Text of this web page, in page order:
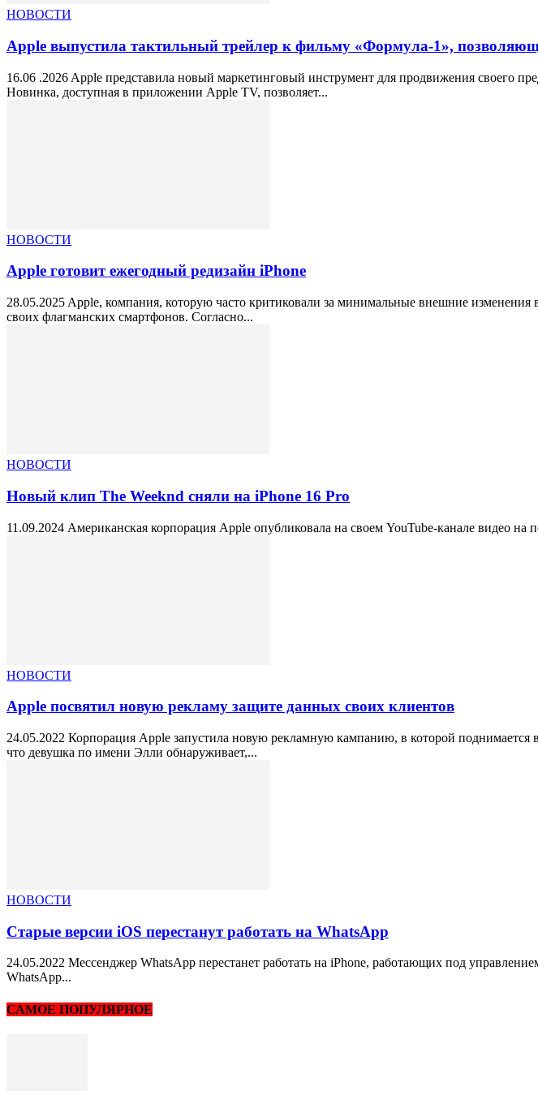
НОВОСТИ
Apple выпустила тактильный трейлер к фильму «Формула-1»,
16.06 .2026 Apple представила новый маркетинговый инструмент для продвижения своего
Новинка, доступная в приложении Apple TV, позволяет...
НОВОСТИ
Apple готовит ежегодный редизайн iPhone
28.05.2025 Apple, компания, которую часто критиковали за минимальные внешние
своих флагманских смартфонов. Согласно...
НОВОСТИ
Новый клип The Weeknd сняли на iPhone 16 Pro
11.09.2024 Американская корпорация Apple опубликовала на своем YouTube-канале видео
НОВОСТИ
Apple посвятил новую рекламу защите данных своих клиентов
24.05.2022 Корпорация Apple запустила новую рекламную кампанию, в которой
что девушка по имени Элли обнаруживает,...
НОВОСТИ
Старые версии iOS перестанут работать на WhatsApp
24.05.2022 Мессенджер WhatsApp перестанет работать на iPhone, работающих под
WhatsApp...
САМОЕ ПОПУЛЯРНОЕ